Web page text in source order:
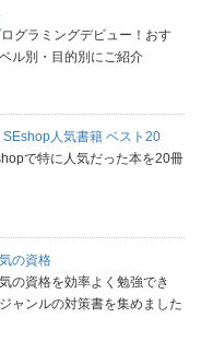
グラミングデビュー！おす
ル別・目的別にご紹介
SEshop人気書籍 ベスト20
で特に人気だった本を20冊
の資格
の資格を効率よく勉強でき
ャンルの対策書を集めました